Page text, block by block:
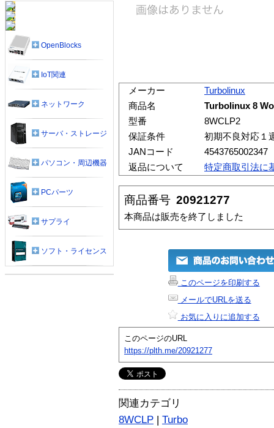
メーカー
Turbolinux
商品名
Turbolinux 8
型番
8WCLP2
保証条件
初期不良対応１
JANコード
4543765002347
返品について
特定商取引法に
商品番号 20921277
本商品は販売を終了しました
このページを印刷する
メールでURLを送る
お気に入りに追加する
このページのURL
https://plth.me/20921277
関連カテゴリ
8WCLP | Turbo
OpenBlocks
IoT関連
ネットワーク
サーバ・ストレージ
パソコン・周辺機器
PCパーツ
サプライ
ソフト・ライセンス